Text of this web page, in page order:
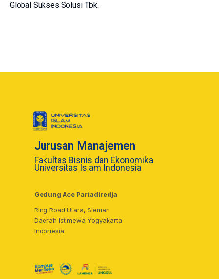
Global Sukses Solusi Tbk.
Jurusan Manajemen
Fakultas Bisnis dan Ekonomika
Universitas Islam Indonesia
Gedung Ace Partadiredja
Ring Road Utara, Sleman
Daerah Istimewa Yogyakarta
Indonesia